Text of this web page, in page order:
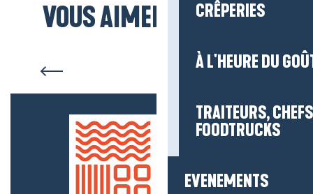
CRÊPERIES
À L'HEURE DU
TRAITEURS,
FOODTRUCKS
EVENEMENTS
VOUS AIMEREZ AUSSI...
Visiter le Marais de Grande